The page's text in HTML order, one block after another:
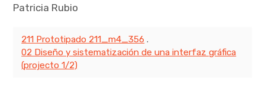
Patricia Rubio
211 Prototipado 211_m4_356 .
02 Diseño y sistematización de una interfaz gráfica
(projecto 1/2)